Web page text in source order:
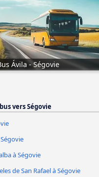
Ávila - Ségovie
vers Ségovie
à Ségovie
de San Rafael à Ségovie